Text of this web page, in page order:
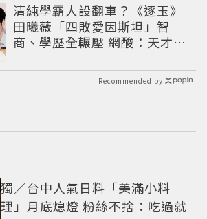
清純學霸人設翻車？《逐玉》
田曦薇「四敗愛因斯坦」智
商、學歷全輾壓 網酸：天才全
Recommended by
獨／台中人氣日料「美滿小料
理」月底熄燈 粉絲不捨：吃過就